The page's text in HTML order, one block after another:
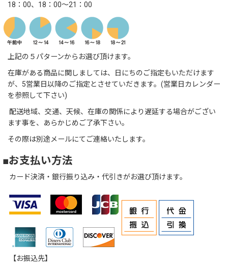
18：00、18：00～21：00
上記の５パターンからお選び頂けます。
在庫がある商品に関しましては、日にちのご指定もいただけます
が、5営業日以降のご指定とさせていだきます。(営業日カレンダー
を参照して下さい)
配送地域、交通、天候、在庫の関係により遅延する場合がござい
ます事を、あらかじめご了承下さい。
その際は別途メールにてご連絡いたします。
■お支払い方法
カード決済・銀行振り込み・代引きがお選び頂けます。
【お振込先】